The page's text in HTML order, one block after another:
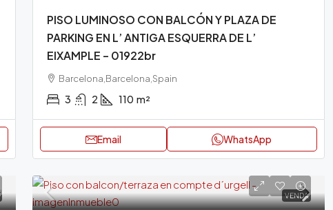
PISO LUMINOSO CON BALCÓN Y PLAZA DE
PARKING EN L’ ANTIGA ESQUERRA DE L’
EIXAMPLE – 01922br
Barcelona,Barcelona,Spain
3 2 110 m²
Email WhatsApp
VENDA